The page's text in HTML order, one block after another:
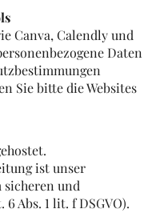
Canva, Calendly und
Daten
Sie bitte die Websites
ist unser
sicheren und
Abs. 1 lit. f DSGVO).